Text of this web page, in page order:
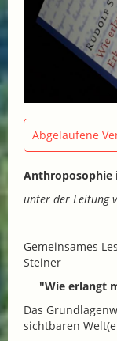
Abgelaufene
Anthroposophie
unter der Leitung
Gemeinsames
Steiner
"Wie erlangt
Das
sichtbaren